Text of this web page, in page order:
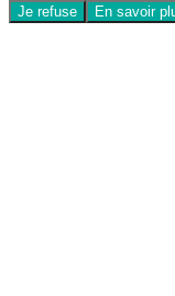
Je refuse
En savoir